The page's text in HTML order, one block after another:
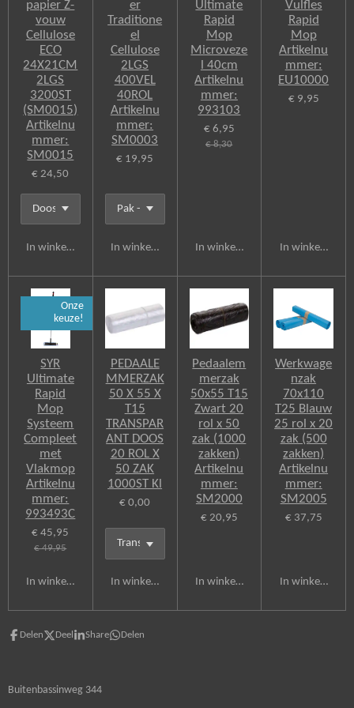
papier Z-
vouw
Cellulose
ECO
24X21CM
2LGS
3200ST
(SM0015)
Artikelnu
mmer:
SM0015
€ 24,50
In winkelwagen
er
Traditione
el
Cellulose
2LGS
400VEL
40ROL
Artikelnu
mmer:
SM0003
€ 19,95
In winkelwagen
Ultimate
Rapid
Mop
Microveze
l 40cm
Artikelnu
mmer:
993103
€ 6,95
€ 8,30
In winkelwagen
Vulfles
Rapid
Mop
Artikelnu
mmer:
EU10000
€ 9,95
In winkelwagen
Onze
keuze!
SYR
Ultimate
Rapid
Mop
Systeem
Compleet
met
Vlakmop
Artikelnu
mmer:
993493C
€ 45,95
€ 49,95
In winkelwagen
PEDAALE
MMERZAK
50 X 55 X
T15
TRANSPAR
ANT DOOS
20 ROL X
50 ZAK
1000ST Kl
€ 0,00
In winkelwagen
Pedaalem
merzak
50x55 T15
Zwart 20
rol x 50
zak (1000
zakken)
Artikelnu
mmer:
SM2000
€ 20,95
In winkelwagen
Werkwage
nzak
70x110
T25 Blauw
25 rol x 20
zak (500
zakken)
Artikelnu
mmer:
SM2005
€ 37,75
In winkelwagen
Delen Deel Share Delen
Buitenbassinweg 344